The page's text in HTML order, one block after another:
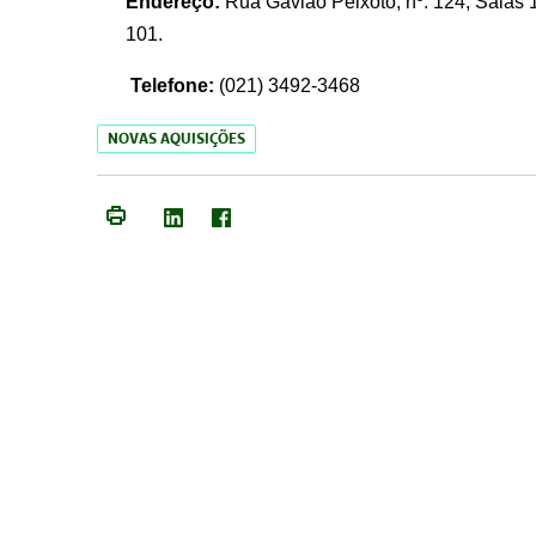
101.
Telefone: (021) 3492-3468
NOVAS AQUISIÇÕES